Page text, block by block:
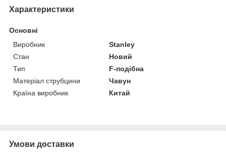
Характеристики
Основні
Виробник
Stanley
Стан
Новий
Тип
F-подібна
Матеріал струбцини
Чавун
Країна виробник
Китай
Умови доставки